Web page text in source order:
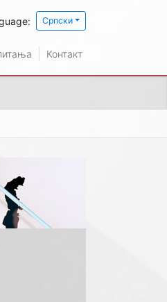
Српски
Контакт